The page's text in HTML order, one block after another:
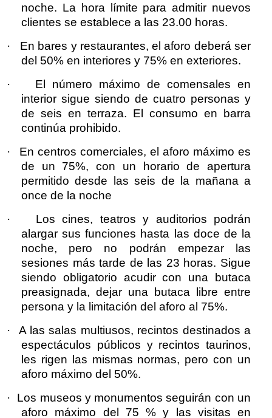
noche. La hora límite para admitir nuevos
clientes se establece a las 23.00 horas.
·
En bares y restaurantes, el aforo deberá ser
del 50% en interiores y 75% en exteriores.
·
El número máximo de comensales en
interior sigue siendo de cuatro personas y
de seis en terraza. El consumo en barra
continúa prohibido.
·
En centros comerciales, el aforo máximo es
de un 75%, con un horario de apertura
permitido desde las seis de la mañana a
once de la noche
·
Los cines, teatros y auditorios podrán
alargar sus funciones hasta las doce de la
noche, pero no podrán empezar las
sesiones más tarde de las 23 horas. Sigue
siendo obligatorio acudir con una butaca
preasignada, dejar una butaca libre entre
persona y la limitación del aforo al 75%.
·
A las salas multiusos, recintos destinados a
espectáculos públicos y recintos taurinos,
les rigen las mismas normas, pero con un
aforo máximo del 50%.
·
Los museos y monumentos seguirán con un
aforo máximo del 75 % y las visitas en